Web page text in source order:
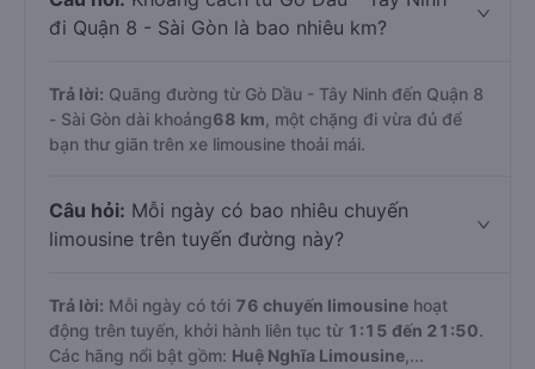
đi Quận 8 - Sài Gòn là bao nhiêu km?
Trả lời: Quãng đường từ Gò Dầu - Tây Ninh đến Quận 8
- Sài Gòn dài khoảng68 km , một chặng đi vừa đủ để
bạn thư giãn trên xe limousine thoải mái.
Câu hỏi: Mỗi ngày có bao nhiêu chuyến
limousine trên tuyến đường này?
Trả lời: Mỗi ngày có tới 76 chuyến limousine hoạt
động trên tuyến, khởi hành liên tục từ 1:15 đến 21:50.
Các hãng nổi bật gồm: Huệ Nghĩa Limousine ,...